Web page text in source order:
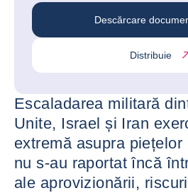
Descărcare
Distribuie
Escaladarea militară
Unite, Israel și Iran
extremă asupra
nu s-au raportat încă
ale aprovizionării,